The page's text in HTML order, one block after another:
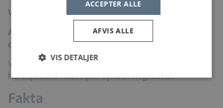
Vi forventer at afholde samtaler den 10.7.2026
Ansøgning, CV, uddannelsesbevis og relevante
dokumenter sendes online via linket her på siden.
Yderligere oplysninger om Psykiatrisk Center
Nordsjælland findes på Psykiatri-Regionh.dk
Fakta
ACCEPTER ALLE
AFVIS ALLE
VIS DETALJER